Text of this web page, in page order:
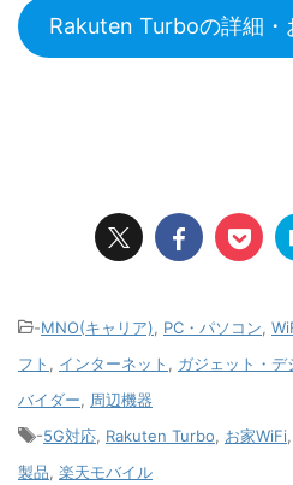
Rakuten Turboの詳細・
-MNO(キャリア) PC・パソコン
フト
インターネット ガジェット・デ
バイダー
周辺機器
-5G対応 Rakuten Turbo お家WiFi
製品 楽天モバイル